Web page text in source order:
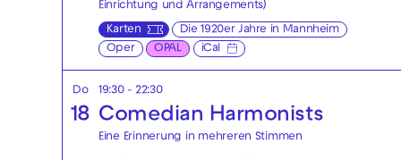
Einrichtung und Arrangements)
Karten
Die 1920er Jahre in Mannheim
Oper
OPAL iCal
Do
18
19:30 - 22:30
Comedian Harmonists
Eine Erinnerung in mehreren Stimmen